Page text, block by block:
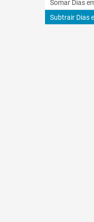
Somar Dias
Subtrair Dias